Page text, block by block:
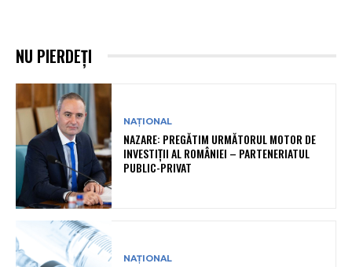
NU PIERDEȚI
NAȚIONAL
NAZARE: PREGĂTIM URMĂTORUL MOTOR DE
INVESTIȚII AL ROMÂNIEI – PARTENERIATUL
PUBLIC-PRIVAT
NAȚIONAL